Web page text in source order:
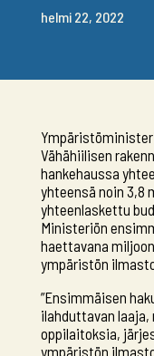
helmi 22, 2022
Vähähiilisen
hankehaussa
yhteensä noin 3,8
yhteenlaskettu
Ministeriön
haettavana
ympäristön
”Ensimmäisen
ilahduttavan
oppilaitoksia,
ympäristön